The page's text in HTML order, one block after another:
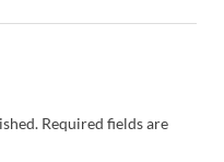
Yojana: प्रधानमंत्री ग्राम सड़क
Yojana: प्रधानमंत्री ग्राम सड़क
Required fields are